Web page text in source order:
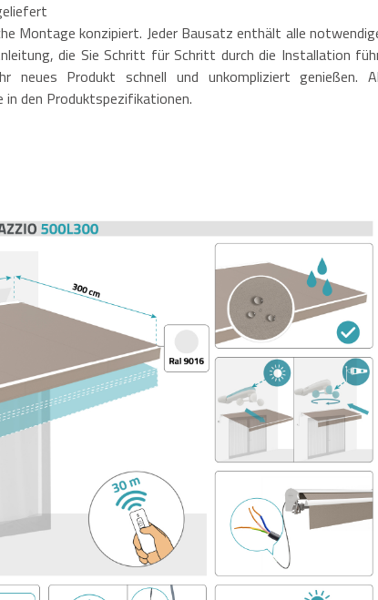
Montage konzipiert. Jeder Bausatz enthält alle
die Sie Schritt für Schritt durch die Installation
neues Produkt schnell und unkompliziert genießen.
in den Produktspezifikationen.